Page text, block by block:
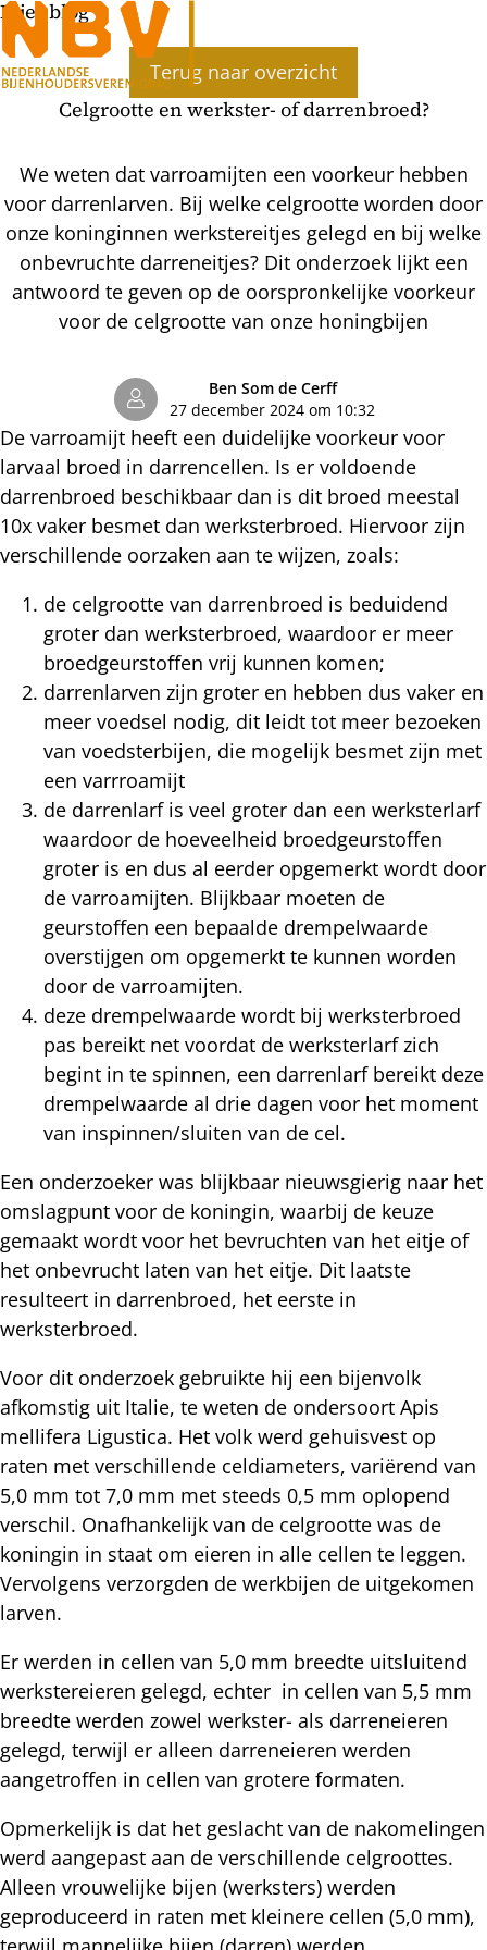
Bijenblog
Terug naar overzicht
Celgrootte en werkster- of darrenbroed?
We weten dat varroamijten een voorkeur hebben
voor darrenlarven. Bij welke celgrootte worden door
onze koninginnen werkstereitjes gelegd en bij welke
onbevruchte darreneitjes? Dit onderzoek lijkt een
antwoord te geven op de oorspronkelijke voorkeur
voor de celgrootte van onze honingbijen
Ben Som de Cerff
27 december 2024 om 10:32
De varroamijt heeft een duidelijke voorkeur voor
larvaal broed in darrencellen. Is er voldoende
darrenbroed beschikbaar dan is dit broed meestal
10x vaker besmet dan werksterbroed. Hiervoor zijn
verschillende oorzaken aan te wijzen, zoals:
de celgrootte van darrenbroed is beduidend
groter dan werksterbroed, waardoor er meer
broedgeurstoffen vrij kunnen komen;
darrenlarven zijn groter en hebben dus vaker en
meer voedsel nodig, dit leidt tot meer bezoeken
van voedsterbijen, die mogelijk besmet zijn met
een varrroamijt
de darrenlarf is veel groter dan een werksterlarf
waardoor de hoeveelheid broedgeurstoffen
groter is en dus al eerder opgemerkt wordt door
de varroamijten. Blijkbaar moeten de
geurstoffen een bepaalde drempelwaarde
overstijgen om opgemerkt te kunnen worden
door de varroamijten.
deze drempelwaarde wordt bij werksterbroed
pas bereikt net voordat de werksterlarf zich
begint in te spinnen, een darrenlarf bereikt deze
drempelwaarde al drie dagen voor het moment
van inspinnen/sluiten van de cel.
Een onderzoeker was blijkbaar nieuwsgierig naar het
omslagpunt voor de koningin, waarbij de keuze
gemaakt wordt voor het bevruchten van het eitje of
het onbevrucht laten van het eitje. Dit laatste
resulteert in darrenbroed, het eerste in
werksterbroed.
Voor dit onderzoek gebruikte hij een bijenvolk
afkomstig uit Italie, te weten de ondersoort Apis
mellifera Ligustica. Het volk werd gehuisvest op
raten met verschillende celdiameters, variërend van
5,0 mm tot 7,0 mm met steeds 0,5 mm oplopend
verschil. Onafhankelijk van de celgrootte was de
koningin in staat om eieren in alle cellen te leggen.
Vervolgens verzorgden de werkbijen de uitgekomen
larven.
Er werden in cellen van 5,0 mm breedte uitsluitend
werkstereieren gelegd, echter in cellen van 5,5 mm
breedte werden zowel werkster- als darreneieren
gelegd, terwijl er alleen darreneieren werden
aangetroffen in cellen van grotere formaten.
Opmerkelijk is dat het geslacht van de nakomelingen
werd aangepast aan de verschillende celgroottes.
Alleen vrouwelijke bijen (werksters) werden
geproduceerd in raten met kleinere cellen (5,0 mm),